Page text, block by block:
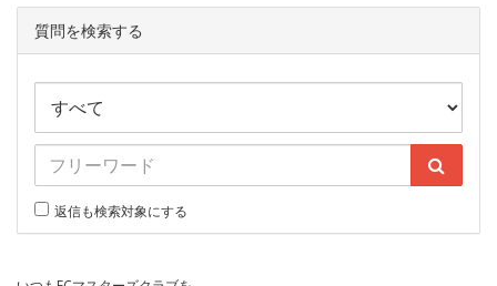
質問を検索する
返信も検索対象にする